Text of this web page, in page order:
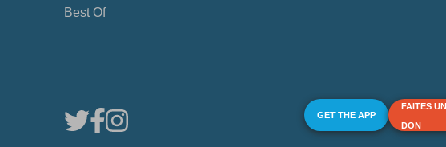
Best Of
GET THE APP
FAITES UN
DON